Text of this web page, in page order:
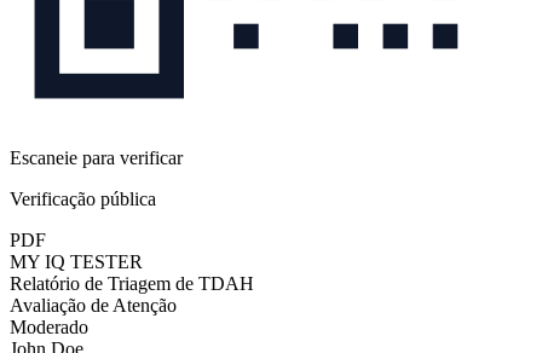
Escaneie para verificar
Verificação pública
PDF
MY IQ TESTER
Relatório de Triagem de TDAH
Avaliação de Atenção
Moderado